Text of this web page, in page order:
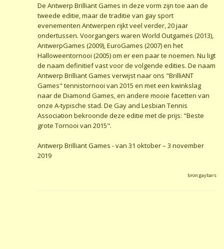
De Antwerp Brilliant Games in deze vorm zijn toe aan de
tweede editie, maar de traditie van gay sport
evenementen Antwerpen rijkt veel verder, 20 jaar
ondertussen. Voorgangers waren World Outgames (2013),
AntwerpGames (2009), EuroGames (2007) en het
Halloweentornooi (2005) om er een paar te noemen. Nu ligt
de naam definitief vast voor de volgende edities. De naam
Antwerp Brilliant Games verwijst naar ons "BrilliANT
Games" tennistornooi van 2015 en met een kwinkslag
naar de Diamond Games, en andere mooie facetten van
onze A-typische stad. De Gay and Lesbian Tennis
Association bekroonde deze editie met de prijs: "Beste
grote Tornooi van 2015".
Antwerp Brilliant Games - van 31 oktober – 3 november
2019
bron:gaybars